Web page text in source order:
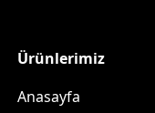
Ürünlerimiz
Anasayfa